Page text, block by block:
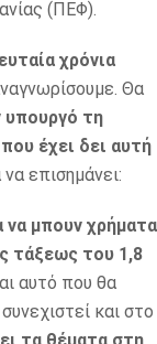
(ΠΕΦ).
χρόνια
Θα
υπουργό τη
έχει δει αυτή
επισημάνει:
να μπουν χρήματα
τάξεως του 1,8
αυτό που θα
και στο